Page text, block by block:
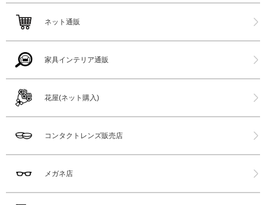
ネット通販
家具インテリア通販
花屋(ネット購入)
コンタクトレンズ販売店
メガネ店